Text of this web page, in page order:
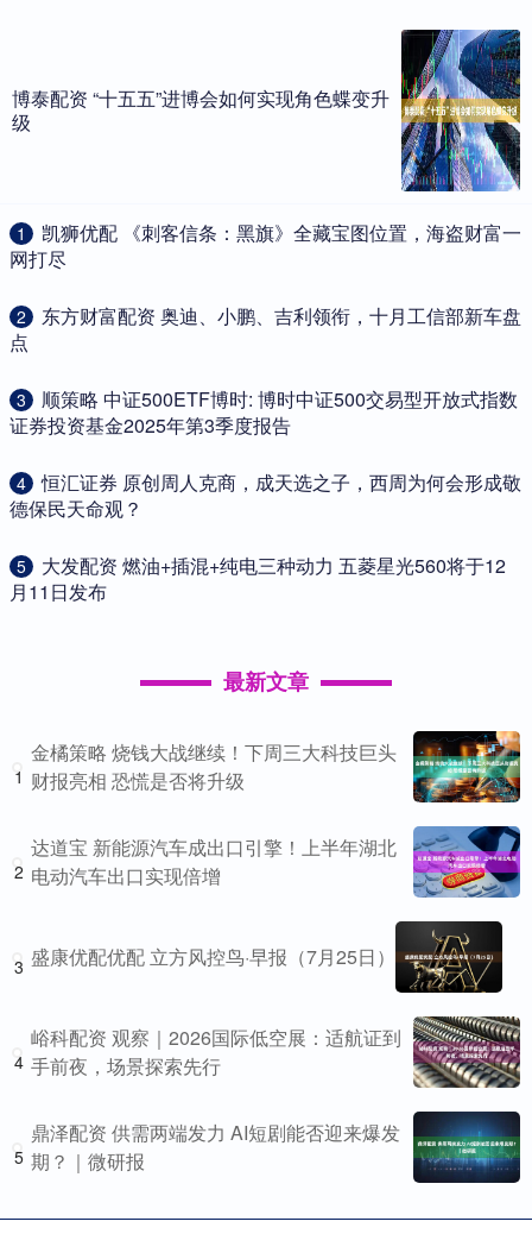
博泰配资 “十五五”进博会如何实现角色蝶变升
级
1
​凯狮优配 《刺客信条：黑旗》全藏宝图位置，海盗财富一
网打尽
2
​东方财富配资 奥迪、小鹏、吉利领衔，十月工信部新车盘
点
3
​顺策略 中证500ETF博时: 博时中证500交易型开放式指数
证券投资基金2025年第3季度报告
4
​恒汇证券 原创周人克商，成天选之子，西周为何会形成敬
德保民天命观？
5
​大发配资 燃油+插混+纯电三种动力 五菱星光560将于12
月11日发布
最新文章
1
金橘策略 烧钱大战继续！下周三大科技巨头
财报亮相 恐慌是否将升级
2
达道宝 新能源汽车成出口引擎！上半年湖北
电动汽车出口实现倍增
3 盛康优配优配 立方风控鸟·早报（7月25日）
4
峪科配资 观察｜2026国际低空展：适航证到
手前夜，场景探索先行
5
鼎泽配资 供需两端发力 AI短剧能否迎来爆发
期？｜微研报